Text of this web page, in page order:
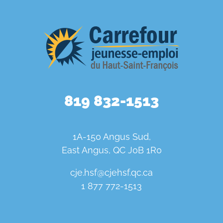
819 832-1513
1A-150 Angus Sud,
East Angus, QC J0B 1R0
cje.hsf@cjehsf.qc.ca
1 877 772-1513